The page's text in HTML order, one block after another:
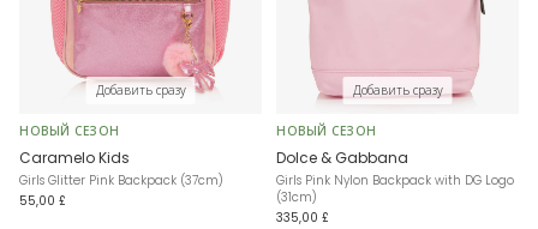
Добавить сразу
НОВЫЙ СЕЗОН
Caramelo Kids
Girls Glitter Pink Backpack (37cm)
55,00 £
Добавить сразу
НОВЫЙ СЕЗОН
Dolce & Gabbana
Girls Pink Nylon Backpack with DG Logo
(31cm)
335,00 £